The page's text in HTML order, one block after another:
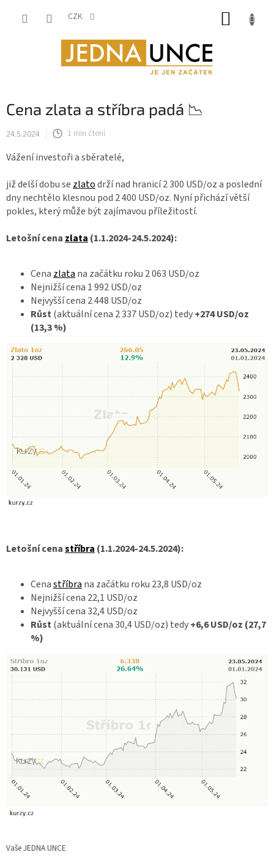
CZK
Cena zlata a stříbra padá 📉
24.5.2024 1 min čtení
Vážení investoři a sběratelé,
již delší dobu se zlatodrží nad hranicí 2 300 USD/oz a poslední
dny nechtělo klesnou pod 2 400 USD/oz. Nyní přichází větší
pokles, který může být zajímavou příležitostí.
Letošní cena zlata (1.1.2024-24.5.2024):
Cena zlata na začátku roku 2 063 USD/oz
Nejnižší cena 1 992 USD/oz
Nejvyšší cena 2 448 USD/oz
Růst(aktuální cena 2 337 USD/oz) tedy+274 USD/oz
(13,3 %)
Letošní cenastříbra (1.1.2024-24.5.2024):
Cenastříbra na začátku roku 23,8 USD/oz
Nejnižší cena 22,1 USD/oz
Nejvyšší cena 32,4 USD/oz
Růst(aktuální cena 30,4 USD/oz) tedy+6,6 USD/oz (27,7
%)
Vaše JEDNA UNCE